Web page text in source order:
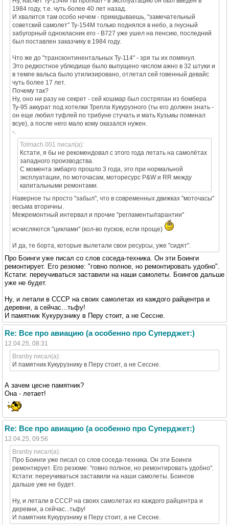
1984 году, т.е. чуть более 40 лет назад.
И хвалится там особо нечем - прикидываешь, "замечательный
советский самолет" Ту-154М только поднялся в небо, а гнусный
забугорный однокласник его - В727 уже ушел на пенсию, последний
был поставлен заказчику в 1984 году.
Что же до "трансконтинентальных Ту-114" - зря ты их помянул.
Это редкостное ублюдище было выпущено числом ажно в 32 штуки и
в темпе вальса было утилизировано, отлетал сей говенный девайс
чуть более 17 лет.
Почему так?
Ну, оно ни разу не секрет - сей кошмар был состряпан из бомбера
Ту-95 аккурат под хотелки Трепла Кукурузного (ты его должен знать -
он еще любил туфлей по трибуне стучать и мать Кузьмы поминал
всуе), а после него мало кому оказался нужен.
-.
Tolmach.001 писал(а):
Кстати, я бы не рекомендовал с этого года летать на самолётах
западного производства.
С момента эмбарго прошло 3 года, это при нормальной
эксплуатации, по моточасам, моторесурс P&W и RR между
капитальными ремонтами.
Наверное ты просто "забыл", что в современных движках "моточасы"
весьма вторичны.
Межремонтный интервал и прочие "регламенты/гарантии"
исчисляются "циклами" (кол-во пусков, если проще)
И да, те борта, которые вылетали свои ресурсы, уже "сидят".
Про Боинги уже писал со слов соседа-техника. Он эти Боинги
ремонтирует. Его резюме: "говно полное, но ремонтировать удобно".
Кстати: переучиваться заставили на наши самолеты. Боингов дальше
уже не будет.
Ну, и летали в СССР на своих самолетах из каждого райцентра и
деревни, а сейчас...тьфу!
И памятник Кукурузнику в Перу стоит, а не Сессне.
Re: Все про авиацию (а особенно про Суперджет:)
12.04.25, 08:31
Branby писал(а):
И памятник Кукурузнику в Перу стоит, а не Сессне.
А зачем цесне памятник?
Она - летает!
Re: Все про авиацию (а особенно про Суперджет:)
12.04.25, 09:56
Branby писал(а):
Про Боинги уже писал со слов соседа-техника. Он эти Боинги
ремонтирует. Его резюме: "говно полное, но ремонтировать удобно".
Кстати: переучиваться заставили на наши самолеты. Боингов
дальше уже не будет.
Ну, и летали в СССР на своих самолетах из каждого райцентра и
деревни, а сейчас...тьфу!
И памятник Кукурузнику в Перу стоит, а не Сессне.